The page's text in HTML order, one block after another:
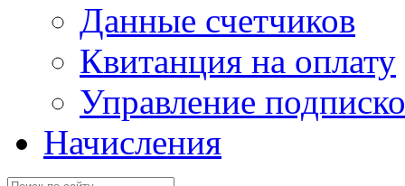
Данные счетчиков
Квитанция на оплату
Управление
Начисления